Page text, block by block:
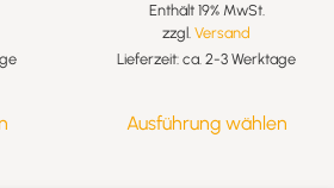
Enthält 19% MwSt.
zzgl. Versand
Lieferzeit: ca. 2-3 Werktage
Ausführung wählen